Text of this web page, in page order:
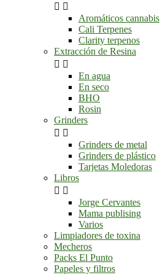
 
Aromáticos cannabis
Cali Terpenes
Clarity terpenos
Extracción de Resina
 
En agua
En seco
BHO
Rosin
Grinders
 
Grinders de metal
Grinders de plástico
Tarjetas Moledoras
Libros
 
Jorge Cervantes
Mama publising
Varios
Limpiadores de toxina
Mecheros
Packs El Punto
Papeles y filtros